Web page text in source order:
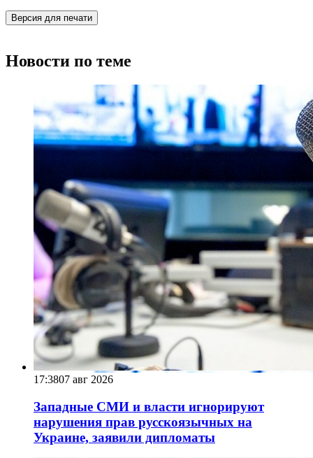
Версия для печати
Новости по теме
17:3807 авг 2026
Западные СМИ и власти игнорируют
нарушения прав русскоязычных на
Украине, заявили дипломаты